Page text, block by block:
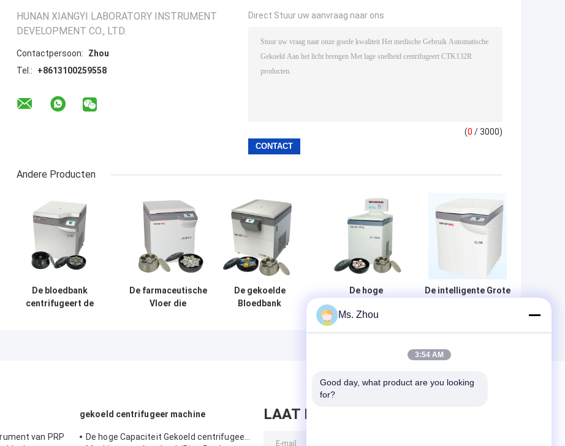
HUNAN XIANGYI LABORATORY INSTRUMENT
DEVELOPMENT CO., LTD.
Contactpersoon:
Zhou
Tel.:
+8613100259558
Direct Stuur uw aanvraag naar ons
(0 / 3000)
Andere Producten
De bloedbank
centrifugeert de
De farmaceutische
Vloer die
De gekoelde
Bloedbank
De hoge
snelheidsbloedbank
centrifugeert de
Macht van gl-10MD
Laboratoriumanalyse
De intelligente Grote
van PRP
gekoeld centrifugeer machine
De hoge Capaciteit Gekoeld centrifugeert
LAAT BERICHT ACHTER
Ms. Zhou
3:54 AM
Good day, what product are you looking
for?